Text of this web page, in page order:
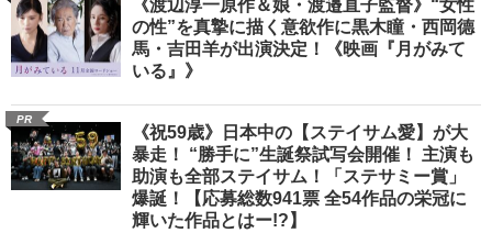
《渡辺淳一原作＆娘・渡邉直子監督》“女性
の性”を真摯に描く意欲作に黒木瞳・西岡德
馬・吉田羊が出演決定！《映画『月がみて
いる』》
PR
《祝59歳》日本中の【ステイサム愛】が大
暴走！ “勝手に”生誕祭試写会開催！ 主演も
助演も全部ステイサム！「ステサミー賞」
爆誕！【応募総数941票 全54作品の栄冠に
輝いた作品とはー!?】